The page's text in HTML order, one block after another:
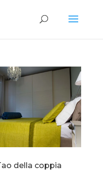
della coppia